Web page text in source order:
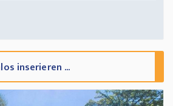
inserieren ...